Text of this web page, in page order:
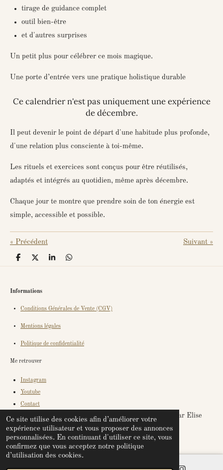
Ce site utilise des cookies afin d’améliorer votre
expérience utilisateur et vous proposer des annonces
personnalisées. En continuant d'utiliser ce site, vous
confirmez que vous acceptez notre politique
d’utilisation des cookies.
tirage de guidance complet
outil bien-être
et d'autres surprises
Un petit plus pour célébrer ce mois magique.
Une porte d’entrée vers une pratique holistique durable
Ce calendrier n'est pas uniquement une expérience
de décembre.
Il peut devenir le point de départ d'une habitude plus profonde,
d'une relation plus consciente à toi-même.
Les rituels et exercices sont conçus pour être réutilisés,
adaptés et intégrés au quotidien, même après décembre.
Chaque jour te montre que prendre soin de ton énergie est
simple, accessible et possible.
« Précédent Suivant »
P
a
a
P
a
a
e
r
P
a
e
r
P
a
r
Informations
Conditions Générales de Vente (CGV)
Mentions légales
Politique de confidentialité
Me retrouver
Instagram
Youtube
Contact
© 2021 - 2026 Ma Bulle d'énergie - Créé avec douceur par Elise
Propulsé parWebador